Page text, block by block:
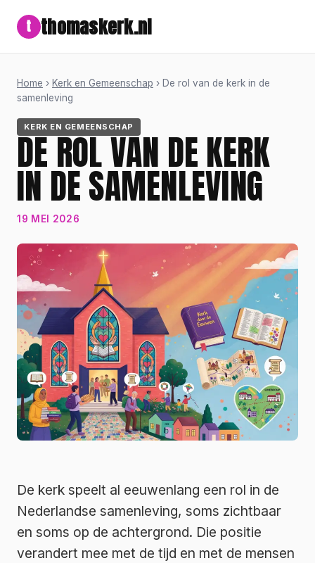
t thomaskerk.nl
Home › Kerk en Gemeenschap › De rol van de kerk in de
samenleving
KERK EN GEMEENSCHAP
DE ROL VAN DE KERK
IN DE SAMENLEVING
19 MEI 2026
De kerk speelt al eeuwenlang een rol in de
Nederlandse samenleving, soms zichtbaar
en soms op de achtergrond. Die positie
verandert mee met de tijd en met de mensen